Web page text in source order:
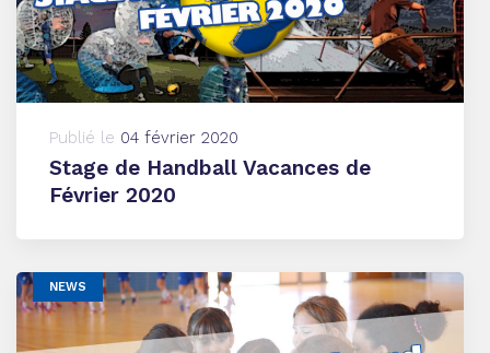
Publié le 04 février 2020
Stage de Handball Vacances de
Février 2020
NEWS